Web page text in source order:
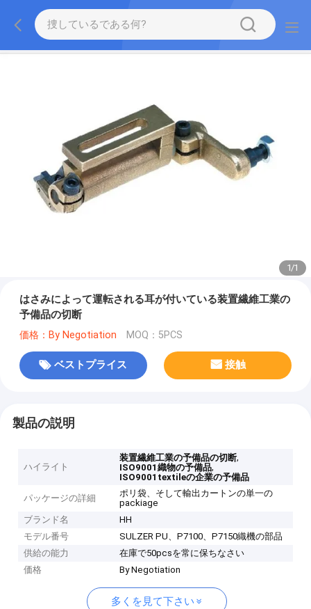
1/1
はさみによって運転される耳が付いている装置繊維工業の
予備品の切断
価格：By Negotiation MOQ：5PCS
ベストプライス 接触
製品の説明
ハイライト
装置繊維工業の予備品の切断,
ISO9001織物の予備品,
ISO9001textileの企業の予備品
パッケージの詳細
ポリ袋、そして輸出カートンの単一の
packiage
ブランド名
HH
モデル番号
SULZER PU、P7100、P7150織機の部品
供給の能力
在庫で50pcsを常に保ちなさい
価格
By Negotiation
多くを見て下さい